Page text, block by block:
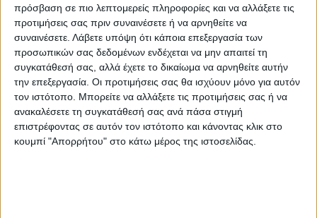
πρόσβαση σε πιο λεπτομερείς πληροφορίες και να αλλάξετε τις
προτιμήσεις σας πριν συναινέσετε ή να αρνηθείτε να
συναινέσετε. Λάβετε υπόψη ότι κάποια επεξεργασία των
προσωπικών σας δεδομένων ενδέχεται να μην απαιτεί τη
συγκατάθεσή σας, αλλά έχετε το δικαίωμα να αρνηθείτε αυτήν
την επεξεργασία. Οι προτιμήσεις σας θα ισχύουν μόνο για αυτόν
τον ιστότοπο. Μπορείτε να αλλάξετε τις προτιμήσεις σας ή να
ανακαλέσετε τη συγκατάθεσή σας ανά πάσα στιγμή
επιστρέφοντας σε αυτόν τον ιστότοπο και κάνοντας κλικ στο
κουμπί "Απορρήτου" στο κάτω μέρος της ιστοσελίδας.
ΘΕΜΑ ΤΗΣ ΗΜΕΡΑΣ